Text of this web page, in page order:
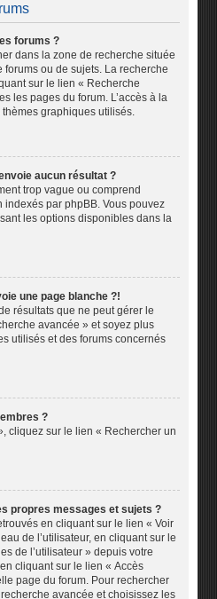
forums ?
dans la zone de recherche située
forums ou de sujets. La recherche
sur le lien « Recherche
les pages du forum. L’accès à la
graphiques utilisés.
aucun résultat ?
trop vague ou comprend
par phpBB. Vous pouvez
les options disponibles dans la
une page blanche ?!
résultats que ne peut gérer le
avancée » et soyez plus
utilisés et des forums concernés
?
cliquez sur le lien « Rechercher un
propres messages et sujets ?
en cliquant sur le lien « Voir
de l’utilisateur, en cliquant sur le
de l’utilisateur » depuis votre
cliquant sur le lien « Accès
page du forum. Pour rechercher
avancée et choisissez les